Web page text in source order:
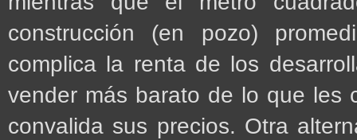
construcción (en pozo)
complica la renta de los
vender más barato de lo que les
convalida sus precios. Otra